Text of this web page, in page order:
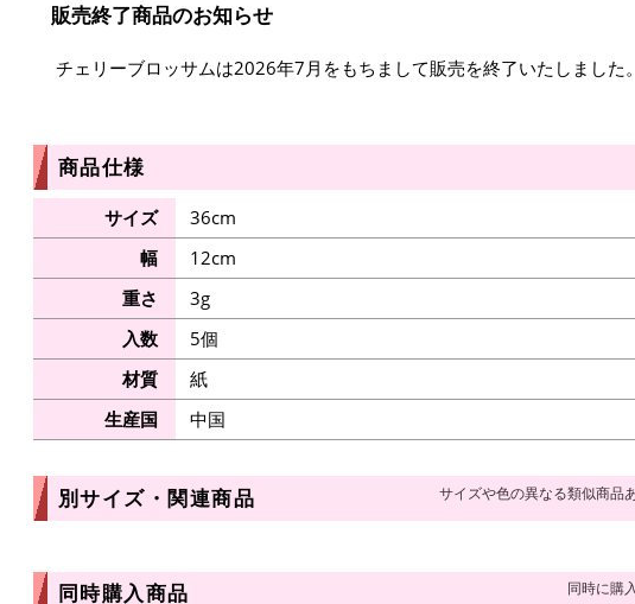
販売終了商品のお知らせ
チェリーブロッサムは2026年7月をもちまして販売を終了いたしました。
商品仕様
サイズ
36cm
幅
12cm
重さ
3g
入数
5個
材質
紙
生産国
中国
別サイズ・関連商品 サイズや色の異なる類似商品
同時購入商品 同時に購